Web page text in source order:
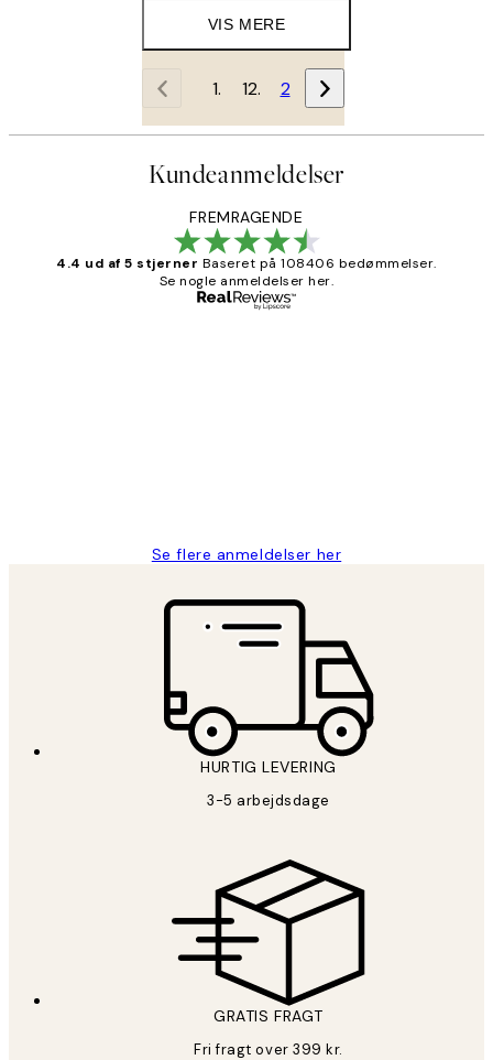
VIS MERE
1 2
Kundeanmeldelser
FREMRAGENDE
4.4 ud af 5 stjerner Baseret på 108406 bedømmelser.
Se nogle anmeldelser her.
Se flere anmeldelser her
HURTIG LEVERING
3-5 arbejdsdage
GRATIS FRAGT
Fri fragt over 399 kr.